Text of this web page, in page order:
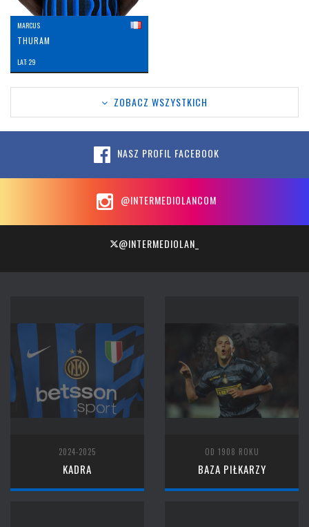
MARCUS
THURAM
LAT: 29
ZOBACZ WSZYSTKICH
NASZ PROFIL FACEBOOK
@INTERMEDIOLANCOM
@INTERMEDIOLAN_
2024-2025
KADRA
OD 1908 ROKU
BAZA PIŁKARZY